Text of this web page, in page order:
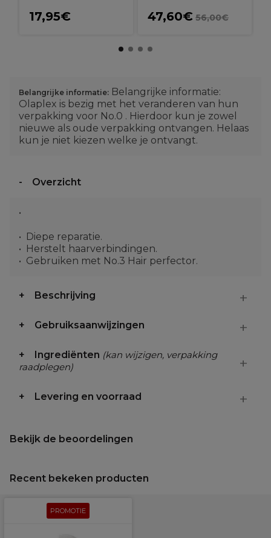
17,95€ 47,60€ 56,00€
Belangrijke informatie: Belangrijke informatie:
Olaplex is bezig met het veranderen van hun
verpakking voor No.0 . Hierdoor kun je zowel
nieuwe als oude verpakking ontvangen. Helaas
kun je niet kiezen welke je ontvangt.
Overzicht
Diepe reparatie.
Herstelt haarverbindingen.
Gebruiken met No.3 Hair perfector.
Beschrijving
Gebruiksaanwijzingen
Ingrediënten (kan wijzigen, verpakking
raadplegen)
Levering en voorraad
Bekijk de beoordelingen
Recent bekeken producten
PROMOTIE